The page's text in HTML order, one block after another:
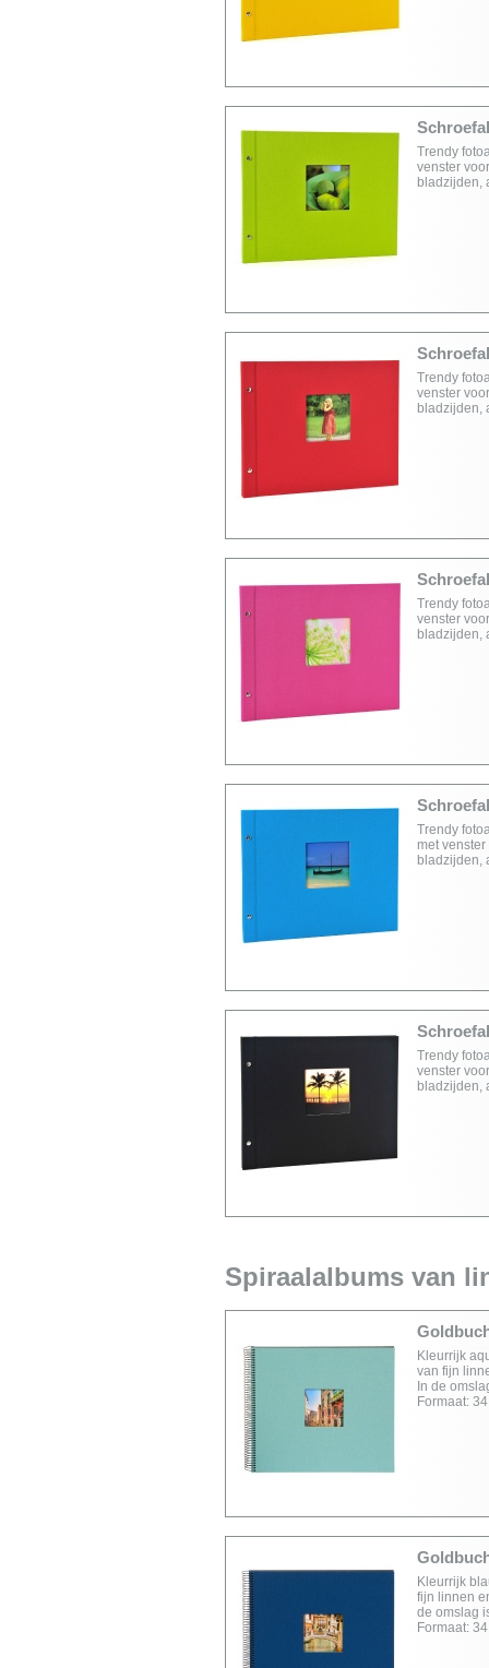
Trendy
venster
bladzijden,
Trendy
venster
bladzijden,
Trendy
venster
bladzijden,
Trendy
met
bladzijden,
Trendy
venster
bladzijden,
Spiraalalbums van
Kleurrijk
van fijn
In de
Formaat:
Kleurrijk
fijn linnen
de omslag
Formaat: